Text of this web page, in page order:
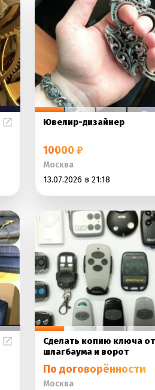
Ювелир-дизайнер
10000 ₽
Москва
13.07.2026 в 21:18
Сделать копию ключа от
шлагбаума и ворот
По договорённости
Москва